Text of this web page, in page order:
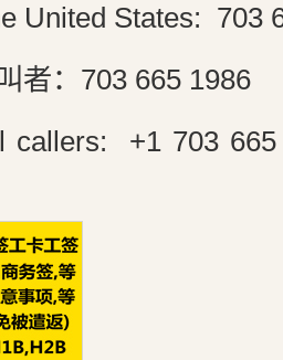
United States: 703
者：703 665 1986
callers: +1 703